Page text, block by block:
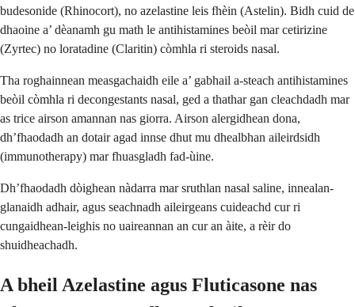
budesonide (Rhinocort), no azelastine leis fhèin (Astelin). Bidh cuid de
dhaoine a’ dèanamh gu math le antihistamines beòil mar cetirizine
(Zyrtec) no loratadine (Claritin) còmhla ri steroids nasal.
Tha roghainnean measgachaidh eile a’ gabhail a-steach antihistamines
beòil còmhla ri decongestants nasal, ged a thathar gan cleachdadh mar
as trice airson amannan nas giorra. Airson alergidhean dona,
dh’fhaodadh an dotair agad innse dhut mu dhealbhan aileirdsidh
(immunotherapy) mar fhuasgladh fad-ùine.
Dh’fhaodadh dòighean nàdarra mar sruthlan nasal saline, innealan-
glanaidh adhair, agus seachnadh aileirgeans cuideachd cur ri
cungaidhean-leighis no uaireannan an cur an àite, a rèir do
shuidheachadh.
A bheil Azelastine agus Fluticasone nas